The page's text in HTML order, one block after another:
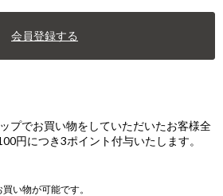
会員登録する
プでお買い物をしていただいたお客様全
円につき3ポイント付与いたします。
い物が可能です。